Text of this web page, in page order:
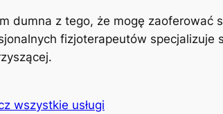
dumna z tego, że mogę zaoferować
fizjoterapeutów specjalizuje
wszystkie usługi